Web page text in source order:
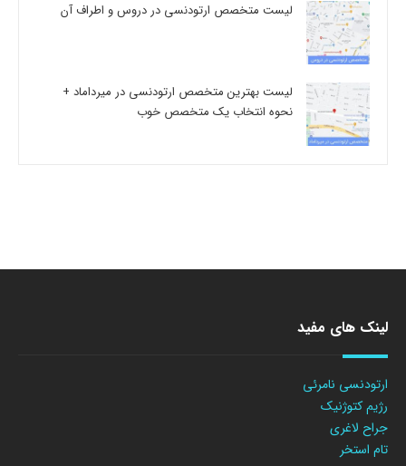
لیست متخصص ارتودنسی در دروس و اطراف آن
لیست بهترین متخصص ارتودنسی در میرداماد +
نحوه انتخاب یک متخصص خوب
لینک های مفید
ارتودنسی نامرئی
رژیم کتوژنیک
جراح لاغری
تام استخر